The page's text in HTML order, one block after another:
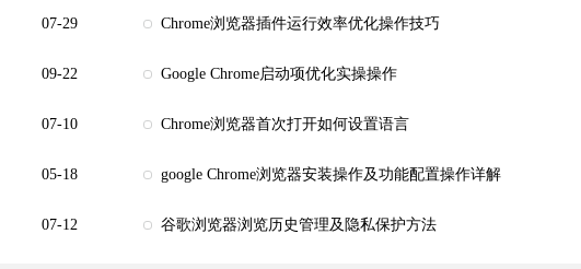
07-29 Chrome浏览器插件运行效率优化操作技巧
09-22 Google Chrome启动项优化实操操作
07-10 Chrome浏览器首次打开如何设置语言
05-18 google Chrome浏览器安装操作及功能配置操作详解
07-12 谷歌浏览器浏览历史管理及隐私保护方法